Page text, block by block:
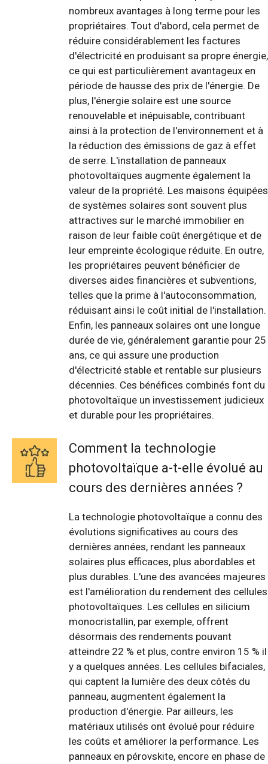
nombreux avantages à long terme pour les
propriétaires. Tout d'abord, cela permet de
réduire considérablement les factures
d'électricité en produisant sa propre énergie,
ce qui est particulièrement avantageux en
période de hausse des prix de l'énergie. De
plus, l'énergie solaire est une source
renouvelable et inépuisable, contribuant
ainsi à la protection de l'environnement et à
la réduction des émissions de gaz à effet
de serre. L'installation de panneaux
photovoltaïques augmente également la
valeur de la propriété. Les maisons équipées
de systèmes solaires sont souvent plus
attractives sur le marché immobilier en
raison de leur faible coût énergétique et de
leur empreinte écologique réduite. En outre,
les propriétaires peuvent bénéficier de
diverses aides financières et subventions,
telles que la prime à l'autoconsommation,
réduisant ainsi le coût initial de l'installation.
Enfin, les panneaux solaires ont une longue
durée de vie, généralement garantie pour 25
ans, ce qui assure une production
d'électricité stable et rentable sur plusieurs
décennies. Ces bénéfices combinés font du
photovoltaïque un investissement judicieux
et durable pour les propriétaires.
Comment la technologie
photovoltaïque a-t-elle évolué au
cours des dernières années ?
La technologie photovoltaïque a connu des
évolutions significatives au cours des
dernières années, rendant les panneaux
solaires plus efficaces, plus abordables et
plus durables. L'une des avancées majeures
est l'amélioration du rendement des cellules
photovoltaïques. Les cellules en silicium
monocristallin, par exemple, offrent
désormais des rendements pouvant
atteindre 22 % et plus, contre environ 15 % il
y a quelques années. Les cellules bifaciales,
qui captent la lumière des deux côtés du
panneau, augmentent également la
production d'énergie. Par ailleurs, les
matériaux utilisés ont évolué pour réduire
les coûts et améliorer la performance. Les
panneaux en pérovskite, encore en phase de